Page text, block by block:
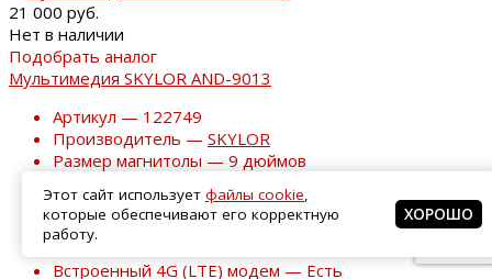
21 000 руб.
Нет в наличии
Подобрать аналог
Мультимедия SKYLOR AND-9013
Артикул — 122749
Производитель — SKYLOR
Размер магнитолы — 9 дюймов
Объем оперативной памяти — 3 Гб
Объем внутренней памяти — 32 Гб
Wi-Fi — есть
Встроенный 4G (LTE) модем — Есть
Этот сайт использует файлы cookie,
которые обеспечивают его корректную
работу.
ХОРОШО